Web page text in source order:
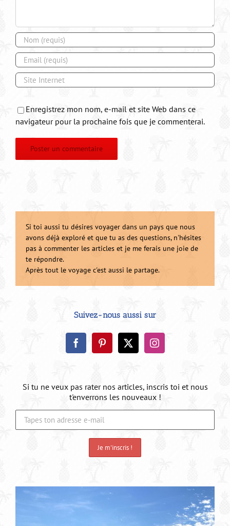
Enregistrez mon nom, e-mail et site Web dans ce
navigateur pour la prochaine fois que je commenterai.
Si toi aussi tu désires voyager dans un pays que nous
avons déjà exploré et que tu as des questions, n'hésites
pas à commenter les articles et je me ferais une joie de
te répondre.
Après tout le voyage c'est aussi le partage.
Suivez-nous aussi sur
Si tu ne veux pas rater nos articles, inscris toi et nous
t'enverrons les nouveaux !